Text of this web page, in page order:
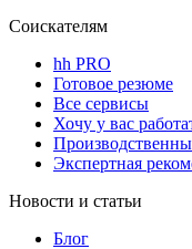
Соискателям
hh PRO
Готовое резюме
Все сервисы
Хочу у вас
Экспертная
Новости и статьи
Блог